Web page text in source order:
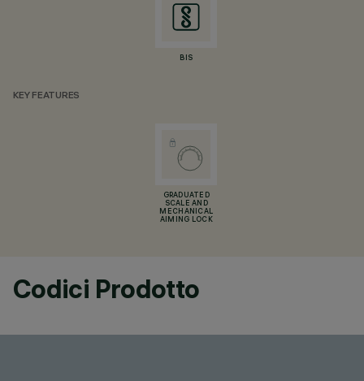
BIS
KEY FEATURES
GRADUATED
SCALE AND
MECHANICAL
AIMING LOCK
Codici Prodotto